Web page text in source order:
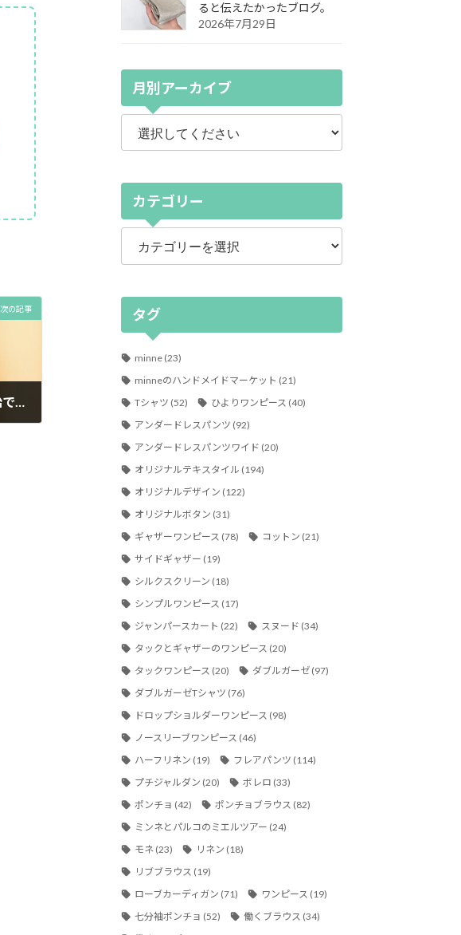
次の記事
ワンピース3点。minneで販売開始です。minneで会員登録なしでお買い物ができるようになりました。
ると伝えたかったブログ。
2026年7月29日
月別アーカイブ
カテゴリー
カ
ゴ
タグ
minne(23)
minneのハンドメイドマーケット (21)
Tシャツ (52) ひよりワンピース (40)
アンダードレスパンツ (92)
アンダードレスパンツワイド (20)
オリジナルテキスタイル (194)
オリジナルデザイン (122)
オリジナルボタン (31)
ギャザーワンピース (78) コットン (21)
サイドギャザー (19)
シルクスクリーン (18)
シンプルワンピース (17)
ジャンパースカート (22) スヌード (34)
タックとギャザーのワンピース (20)
タックワンピース (20) ダブルガーゼ (97)
ダブルガーゼTシャツ (76)
ドロップショルダーワンピース (98)
ノースリーブワンピース (46)
ハーフリネン (19) フレアパンツ (114)
プチジャルダン (20) ボレロ (33)
ポンチョ (42) ポンチョブラウス (82)
ミンネとパルコのミエルツアー (24)
モネ(23) リネン (18)
リブブラウス (19)
ローブカーディガン (71) ワンピース (19)
七分袖ポンチョ (52) 働くブラウス (34)